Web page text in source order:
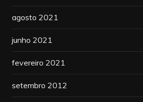
agosto 2021
junho 2021
fevereiro 2021
setembro 2012